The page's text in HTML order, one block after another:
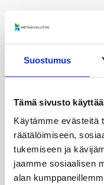
Suostumus
Tämä sivusto
Käytämme evästeitä
räätälöimiseen,
tukemiseen ja
jaamme sosiaalisen
alan